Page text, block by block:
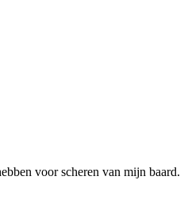
voor scheren van mijn baard.